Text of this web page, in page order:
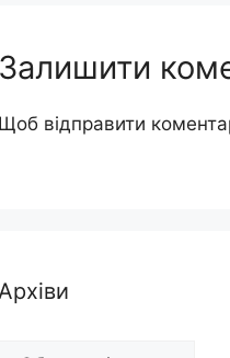
Залишити
Щоб відправити
Архіви